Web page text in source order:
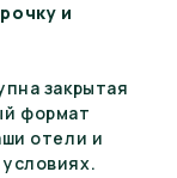
и
закрытая
формат
отели и